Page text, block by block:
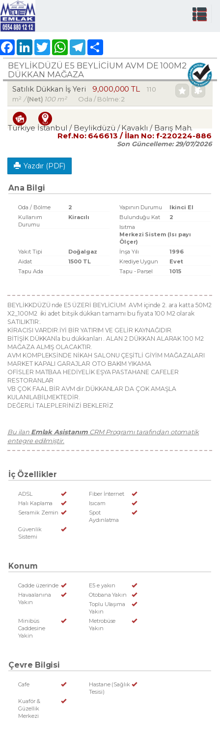
FacebookLinkedInTwitter WhatsAppTelegram
BEYLİKDÜZÜ E5 BEYLİCİUM AVM DE 100M2
DÜKKAN MAĞAZA
Satılık Dükkan İş Yeri 9,000,000 TL
110
m² /(Net) 100 m² Oda / Bölme: 2
Türkiye İstanbul / Beylikdüzü / Kavaklı / Barış Mah.
Ref.No: 646613 / İlan No: f-220224-886
Son Güncelleme:29/07/2026
Yazdır (PDF)
Ana Bilgi
Oda / Bölme 2 Yapının Durumu
Ikinci El
Kullanım
Durumu
Kiracılı Bulunduğu Kat
2
Isıtma
Merkezi Sistem (Isı payı
Ölçer)
Yakıt Tipi
Doğalgaz İnşa Yılı
1996
Aidat
1500 TL Krediye Uygun
Evet
Tapu Ada
Tapu - Parsel 1015
BEYLİKKDÜZÜ nde E5 ÜZERİ BEYLİCİUM AVM içinde 2. ara katta 50M2
X2_100M2 iki adet bitşik dükkan tamamı bu fiyata 100 M2 olarak
SATILIKTIR:.
KİRACISI VARDIR.İYİ BİR YATIRIM VE GELİR KAYNAĞIDIR.
BİTİŞİK DÜKKANla bu dükkanları . ALAN 2 DÜKKAN ALARAK 100 M2
MAĞAZA ALMIŞ OLACAKTIR.
AVM KOMPLEKSİNDE NİKAH SALONU ÇEŞİTLİ GİYİM MAĞAZALARI
MARKET KAPALI GARAJLAR OTO BAKIM YIKAMA
OFİSLER MATBAA HEDİYELİK EŞYA PASTAHANE CAFELER
RESTORANLAR
VB ÇOK FAAL BİR AVM dir.DÜKKANLAR DA ÇOK AMAŞLA
KULANILABİLMEKTEDİR.
DEĞERLİ TALEPLERİNİZİ BEKLERİZ
Bu ilan Emlak AsistanımCRM Programı tarafından otomatik
entegre edilmiştir.
İç Özellikler
ADSL
Fiber İnternet
Halı Kaplama
Isıcam
Seramik Zemin
Spot
Aydınlatma
Güvenlik
Sistemi
Konum
Cadde üzerinde
E5 e yakın
Havaalanına
Yakın
Otobana Yakın
Toplu Ulaşıma
Yakın
Minibüs
Caddesine
Yakin
Metrobüse
Yakın
Çevre Bilgisi
Cafe
Hastane (Sağlık
Tesisi)
Kuaför &
Güzellik
Merkezi